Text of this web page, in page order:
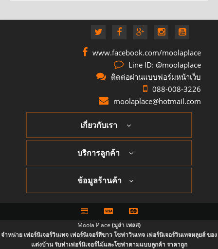
www.facebook.com/moolaplace
Line ID: @moolaplace
ติดต่อผ่านแบบฟอร์มหน้าเว็บ
088-008-3226
moolaplace@hotmail.com
เกี่ยวกับเรา
บริการลูกค้า
ข้อมูลร้านค้า
Moola Place (มูล่า เพลส)
จำหน่าย เฟอร์นิเจอร์วินเทจ เฟอร์นิเจอร์สีขาว โซฟาวินเทจ เฟอร์นิเจอร์วินเทจหลุยส์ ของ
แต่งบ้าน รับทำเฟอร์นิเจอร์ไม้และโซฟาตามแบบลูกค้า ราคาถูก